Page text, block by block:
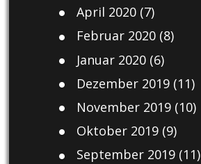
April 2020(7)
Februar 2020(8)
Januar 2020(6)
Dezember 2019(11)
November 2019(10)
Oktober 2019(9)
September 2019(11)